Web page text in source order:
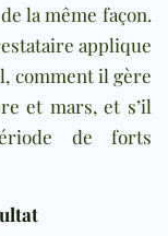
la même façon.
applique
comment il gère
et mars, et s’il
de forts